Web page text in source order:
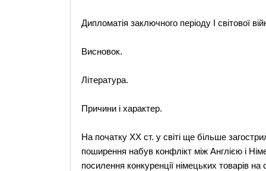
Дипломатія заключного періоду І світової
Висновок.
Література.
Причини і характер.
На початку XX ст. у світі ще більше
поширення набув конфлікт між Англією і
посилення конкуренції німецьких товарів на